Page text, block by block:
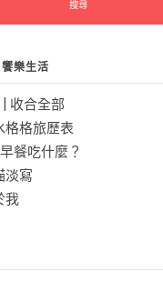
樂生活
收合全部
格格旅歷表
餐吃什麼？
淡寫
我